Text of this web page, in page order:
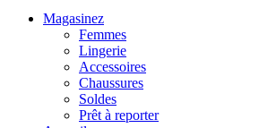
Magasinez
Femmes
Lingerie
Accessoires
Chaussures
Soldes
Prêt à reporter